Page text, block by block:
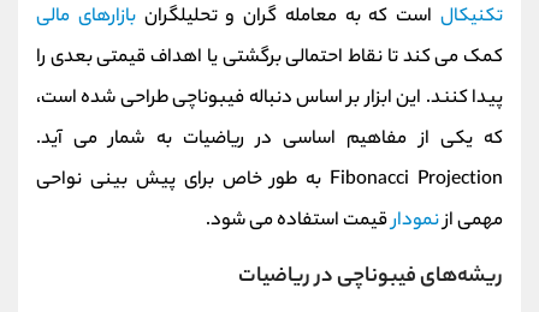
تکنیکالاست که به معامله‌ گران و تحلیلگرانبازارهای مالی
کمک می‌ کند تا نقاط احتمالی برگشتی یا اهداف قیمتی بعدی را
پیدا کنند. این ابزار بر اساس دنباله فیبوناچی طراحی شده است،
که یکی از مفاهیم اساسی در ریاضیات به شمار می‌ آید.
Fibonacci Projection به طور خاص برای پیش‌ بینی نواحی
مهمی ازنمودارقیمت استفاده می‌ شود.
ریشه‌های فیبوناچی در ریاضیات